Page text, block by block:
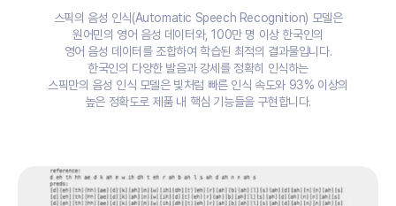
스픽의 음성 인식(Automatic Speech Recognition) 모델은
원어민의 영어 음성 데이터와, 100만 명 이상 한국인의
영어 음성 데이터를 조합하여 학습된 최적의 결과물입니다.
한국인의 다양한 발음과 강세를 정확히 인식하는
스픽만의 음성 인식 모델은 빛처럼 빠른 인식 속도와 93% 이상의
높은 정확도로 제품 내 핵심 기능들을 구현합니다.